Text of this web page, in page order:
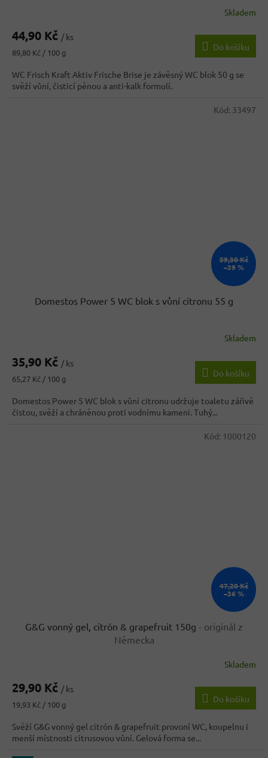
Skladem
44,90 Kč / ks
Měrná
89,80 Kč / 100 g
Do košíku
WC Frisch Kraft Aktiv Frische Brise je závěsný WC blok 50 g se
svěží vůní, čisticí pěnou a anti-kalk formulí.
59,30 Kč
–39 %
Domestos Power 5 WC blok s vůní citronu 55 g
produktu
5,0
z
5
hvězdiček.
Skladem
35,90 Kč / ks
Měrná
65,27 Kč / 100 g
Do košíku
Domestos Power 5 WC blok s vůní citronu udržuje toaletu zářivě
čistou, svěží a chráněnou proti vodnímu kameni. Tuhý...
Kód: 33497
47,20 Kč
–36 %
G&G vonný gel, citrón & grapefruit 150g - originál z
Německa
produktu
4,0
z
Skladem
29,90 Kč / ks
Měrná
19,93 Kč / 100 g
Do košíku
Svěží G&G vonný gel citrón & grapefruit provoní WC, koupelnu i
menší místnosti citrusovou vůní. Gelová forma se...
Kód: 1000120